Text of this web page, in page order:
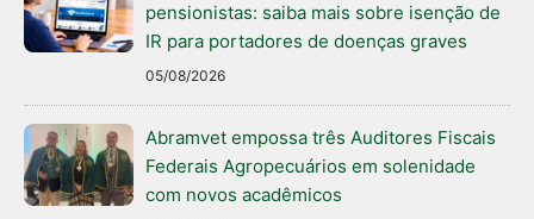
pensionistas: saiba mais sobre isenção de
IR para portadores de doenças graves
05/08/2026
Abramvet empossa três Auditores Fiscais
Federais Agropecuários em solenidade
com novos acadêmicos